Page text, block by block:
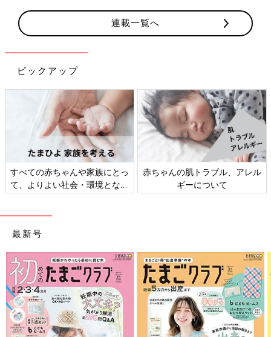
連載一覧へ
ピックアップ
妊娠・育児期は「時短テク、家
事」＆「小掃除」
新米ママ・パパ向け「マネー講
座」
最新号